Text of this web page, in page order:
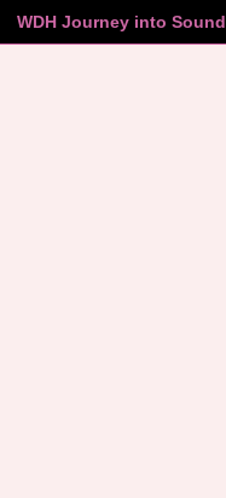
WDH Journey into Sound